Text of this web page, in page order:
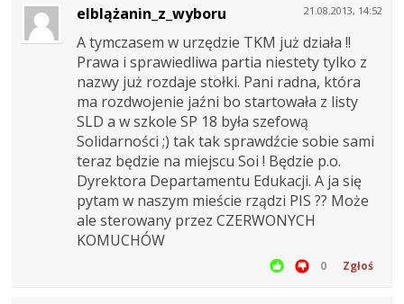
21.08.2013, 14:52
elblążanin_z_wyboru
A tymczasem w urzędzie TKM już działa !!
Prawa i sprawiedliwa partia niestety tylko z
nazwy już rozdaje stołki. Pani radna, która
ma rozdwojenie jaźni bo startowała z listy
SLD a w szkole SP 18 była szefową
Solidarności ;) tak tak sprawdźcie sobie sami
teraz będzie na miejscu Soi ! Będzie p.o.
Dyrektora Departamentu Edukacji. A ja się
pytam w naszym mieście rządzi PIS ?? Może
ale sterowany przez CZERWONYCH
KOMUCHÓW
0 Zgłoś